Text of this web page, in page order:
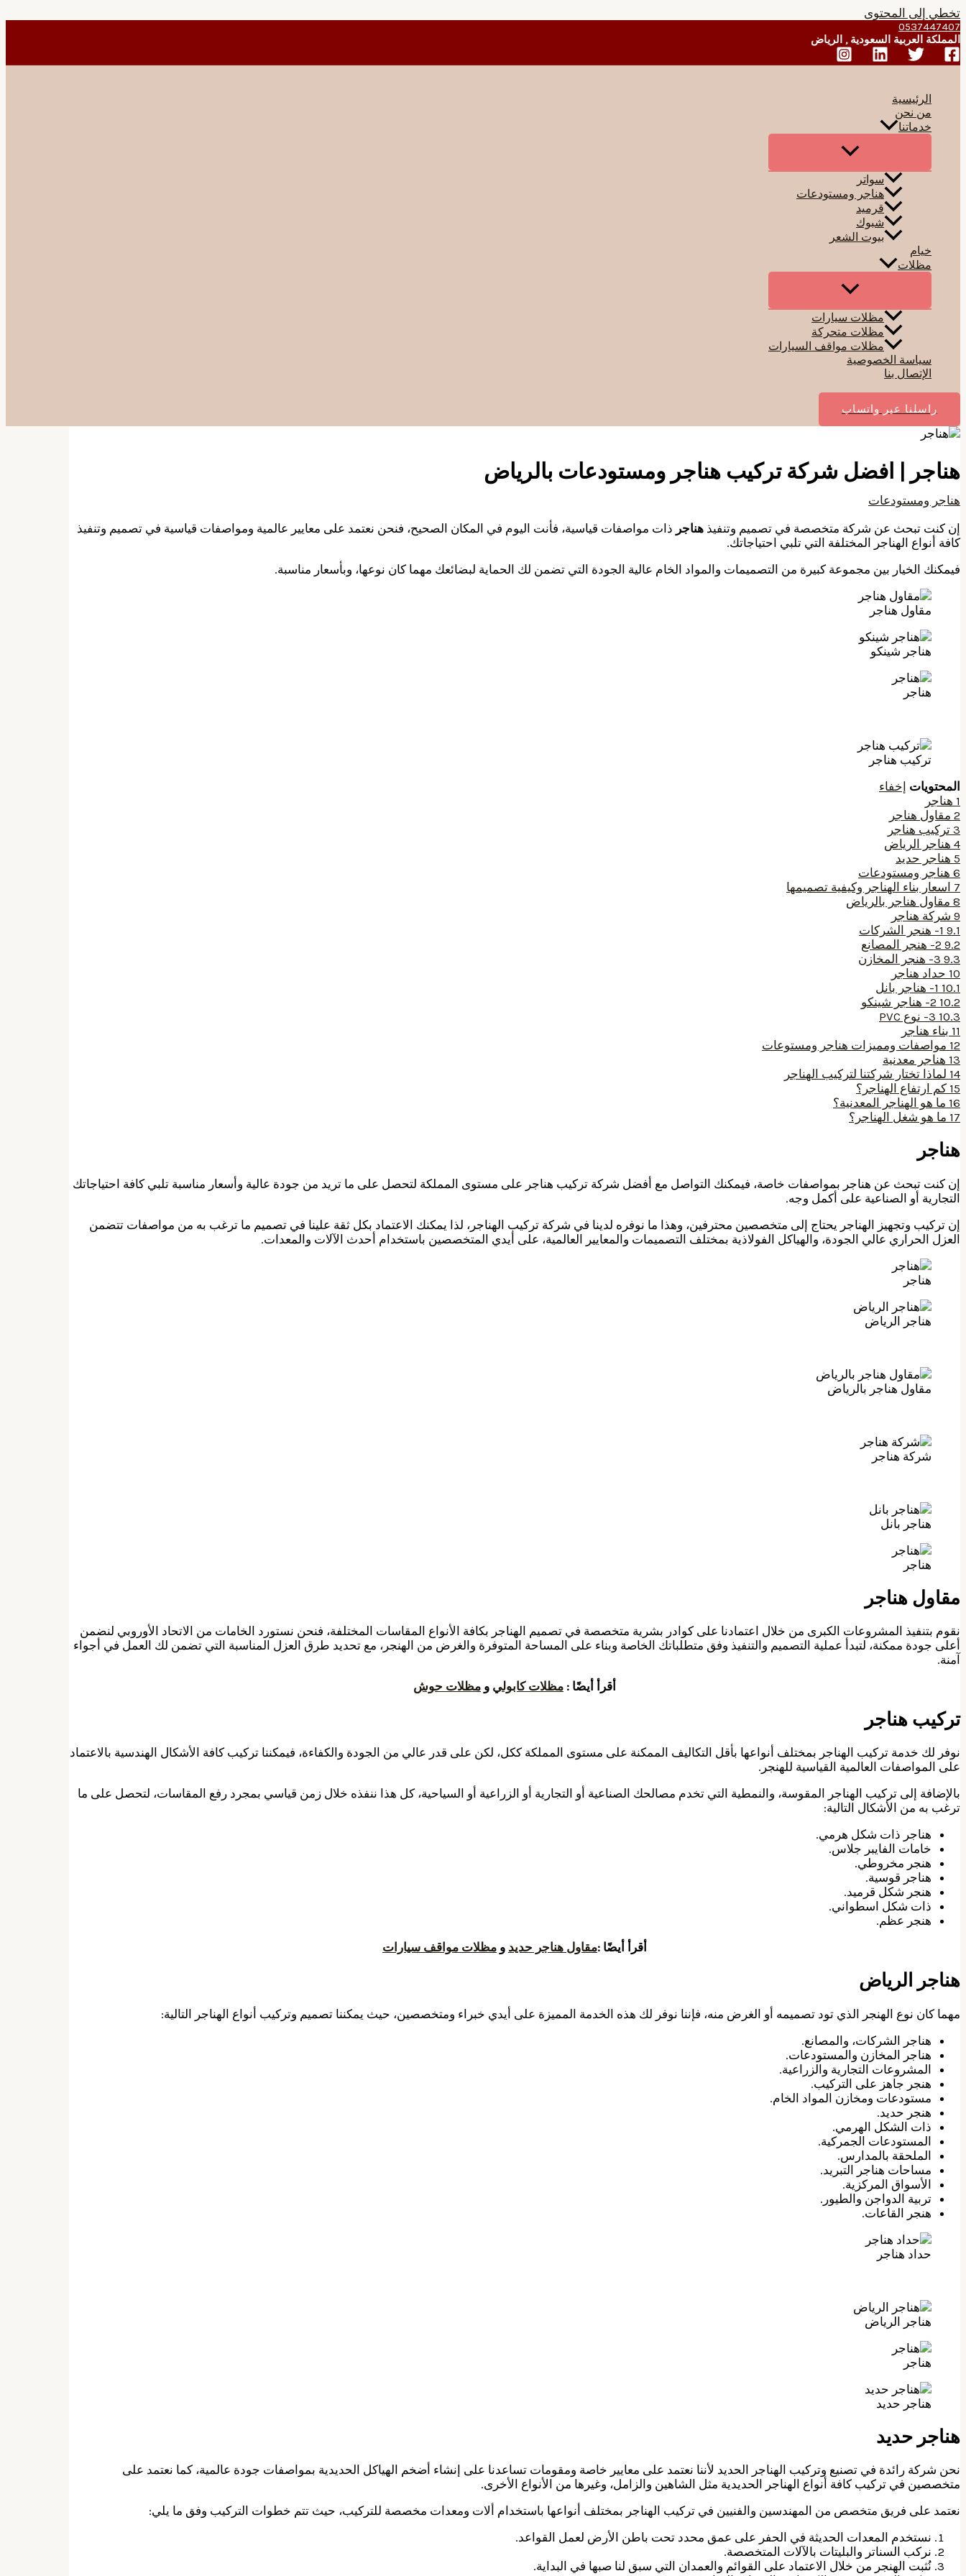
تخطي إلى المحتوى
0537447407
المملكة العربية السعودية , الرياض
الرئيسية
من نحن
خدماتنا
سواتر
هناجر ومستودعات
قرميد
شبوك
بيوت الشعر
خيام
مظلات
مظلات سيارات
مظلات متحركة
مظلات مواقف السيارات
سياسة الخصوصية
الإتصال بنا
راسلنا عبر واتساب
هناجر | افضل شركة تركيب هناجر ومستودعات بالرياض
هناجر ومستودعات
إن كنت تبحث عن شركة متخصصة في تصميم وتنفيذ هناجر ذات مواصفات قياسية، فأنت اليوم في المكان الصحيح، فنحن نعتمد على معايير عالمية ومواصفات قياسية في تصميم وتنفيذ
كافة أنواع الهناجر المختلفة التي تلبي احتياجاتك.
فيمكنك الخيار بين مجموعة كبيرة من التصميمات والمواد الخام عالية الجودة التي تضمن لك الحماية لبضائعك مهما كان نوعها، وبأسعار مناسبة.
مقاول هناجر
هناجر شينكو
هناجر
تركيب هناجر
المحتويات إخفاء
1 هناجر
2 مقاول هناجر
3 تركيب هناجر
4 هناجر الرياض
5 هناجر حديد
6 هناجر ومستودعات
7 اسعار بناء الهناجر وكيفية تصميمها
8 مقاول هناجر بالرياض
9 شركة هناجر
9.1 1- هنجر الشركات
9.2 2- هنجر المصانع
9.3 3- هنجر المخازن
10 حداد هناجر
10.1 1- هناجر بانل
10.2 2- هناجر شينكو
10.3 3- نوع PVC
11 بناء هناجر
12 مواصفات ومميزات هناجر ومستوعات
13 هناجر معدنية
14 لماذا تختار شركتنا لتركيب الهناجر
15 كم ارتفاع الهناجر؟
16 ما هو الهناجر المعدنية؟
17 ما هو شغل الهناجر؟
هناجر
إن كنت تبحث عن هناجر بمواصفات خاصة، فيمكنك التواصل مع أفضل شركة تركيب هناجر على مستوى المملكة لتحصل على ما تريد من جودة عالية وأسعار مناسبة تلبي كافة احتياجاتك
التجارية أو الصناعية على أكمل وجه.
إن تركيب وتجهيز الهناجر يحتاج إلى متخصصين محترفين، وهذا ما نوفره لدينا في شركة تركيب الهناجر، لذا يمكنك الاعتماد بكل ثقة علينا في تصميم ما ترغب به من مواصفات تتضمن
العزل الحراري عالي الجودة، والهياكل الفولاذية بمختلف التصميمات والمعايير العالمية، على أيدي المتخصصين باستخدام أحدث الآلات والمعدات.
هناجر
هناجر الرياض
مقاول هناجر بالرياض
شركة هناجر
هناجر بانل
هناجر
مقاول هناجر
نقوم بتنفيذ المشروعات الكبرى من خلال اعتمادنا على كوادر بشرية متخصصة في تصميم الهناجر بكافة الأنواع المقاسات المختلفة، فنحن نستورد الخامات من الاتحاد الأوروبي لنضمن
أعلى جودة ممكنة، لتبدأ عملية التصميم والتنفيذ وفق متطلباتك الخاصة وبناء على المساحة المتوفرة والغرض من الهنجر، مع تحديد طرق العزل المناسبة التي تضمن لك العمل في أجواء
آمنة.
أقرأ أيضًا : مظلات كابولي و مظلات حوش
تركيب هناجر
نوفر لك خدمة تركيب الهناجر بمختلف أنواعها بأقل التكاليف الممكنة على مستوى المملكة ككل، لكن على قدر عالي من الجودة والكفاءة، فيمكننا تركيب كافة الأشكال الهندسية بالاعتماد
على المواصفات العالمية القياسية للهنجر.
بالإضافة إلى تركيب الهناجر المقوسة، والنمطية التي تخدم مصالحك الصناعية أو التجارية أو الزراعية أو السياحية، كل هذا ننفذه خلال زمن قياسي بمجرد رفع المقاسات، لتحصل على ما
ترغب به من الأشكال التالية:
هناجر ذات شكل هرمي.
خامات الفايبر جلاس.
هنجر مخروطي.
هناجر قوسية.
هنجر شكل قرميد.
ذات شكل اسطواني.
هنجر عظم.
أقرأ أيضًا :مقاول هناجر حديد و مظلات مواقف سيارات
هناجر الرياض
مهما كان نوع الهنجر الذي تود تصميمه أو الغرض منه، فإننا نوفر لك هذه الخدمة المميزة على أيدي خبراء ومتخصصين، حيث يمكننا تصميم وتركيب أنواع الهناجر التالية:
هناجر الشركات، والمصانع.
هناجر المخازن والمستودعات.
المشروعات التجارية والزراعية.
هنجر جاهز على التركيب.
مستودعات ومخازن المواد الخام.
هنجر حديد.
ذات الشكل الهرمي.
المستودعات الجمركية.
الملحقة بالمدارس.
مساحات هناجر التبريد.
الأسواق المركزية.
تربية الدواجن والطيور.
هنجر القاعات.
حداد هناجر
هناجر الرياض
هناجر
هناجر حديد
هناجر حديد
نحن شركة رائدة في تصنيع وتركيب الهناجر الحديد لأننا نعتمد على معايير خاصة ومقومات تساعدنا على إنشاء أضخم الهياكل الحديدية بمواصفات جودة عالمية، كما نعتمد على
متخصصين في تركيب كافة أنواع الهناجر الحديدية مثل الشاهين والزامل، وغيرها من الأنواع الأخرى.
نعتمد على فريق متخصص من المهندسين والفنيين في تركيب الهناجر بمختلف أنواعها باستخدام ألات ومعدات مخصصة للتركيب، حيث تتم خطوات التركيب وفق ما يلي:
نستخدم المعدات الحديثة في الحفر على عمق محدد تحت باطن الأرض لعمل القواعد.
نركب السناتر والبليتات بالآلات المتخصصة.
نُثبت الهنجر من خلال الاعتماد على القوائم والعمدان التي سبق لنا صبها في البداية.